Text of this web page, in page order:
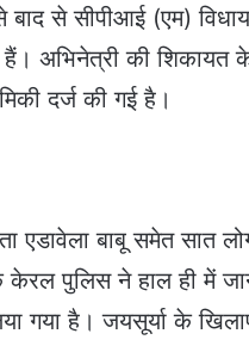
बाद से सीपीआई (एम)
अभिनेत्री की शिकायत
दर्ज की गई है।
एडावेला बाबू समेत सात
केरल पुलिस ने हाल ही में
गया है। जयसूर्या के